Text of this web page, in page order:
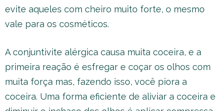
evite aqueles com cheiro muito forte, o mesmo
vale para os cosméticos.
A conjuntivite alérgica causa muita coceira, e a
primeira reação é esfregar e coçar os olhos com
muita força mas, fazendo isso, você piora a
coceira. Uma forma eficiente de aliviar a coceira e